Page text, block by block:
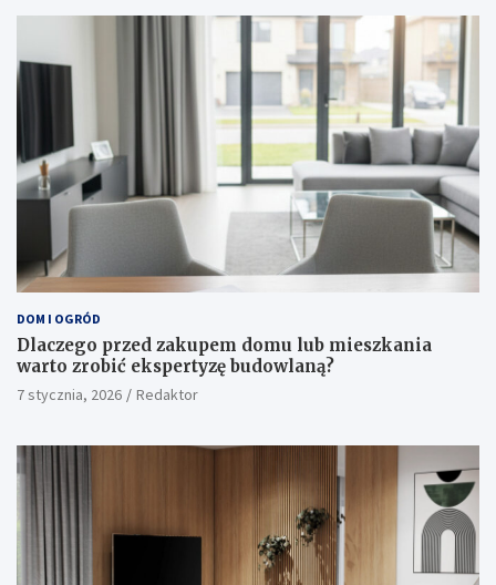
DOM I OGRÓD
Dlaczego przed zakupem domu lub mieszkania
warto zrobić ekspertyzę budowlaną?
7 stycznia, 2026 Redaktor